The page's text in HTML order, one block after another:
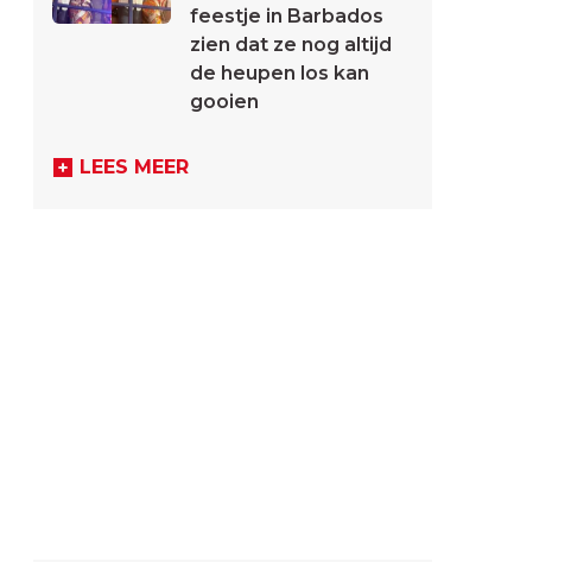
feestje in Barbados
zien dat ze nog altijd
de heupen los kan
gooien
LEES MEER